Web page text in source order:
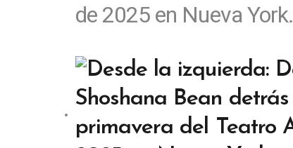
de 2025 en Nueva York.